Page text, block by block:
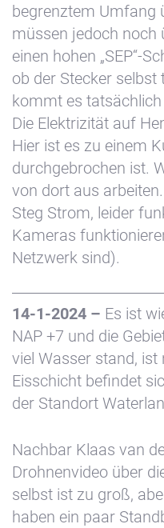
begrenztem Umfang
müssen jedoch noch
einen hohen „SEP“-
ob der Stecker
kommt es
Die Elektrizität auf
Hier ist es zu einem
durchgebrochen ist.
von dort aus
Steg Strom, leider
Kameras
Netzwerk sind).
14-1-2024 – Es ist
NAP +7 und die
viel Wasser stand,
Eisschicht befindet
der Standort
Nachbar Klaas van
Drohnenvideo über
selbst ist zu groß,
haben ein paar